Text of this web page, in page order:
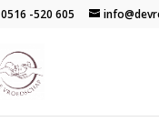
0516 -520 605